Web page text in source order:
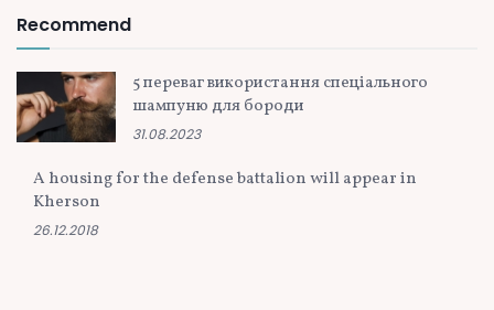
Recommend
5 переваг використання спеціального
шампуню для бороди
31.08.2023
A housing for the defense battalion will appear in
Kherson
26.12.2018